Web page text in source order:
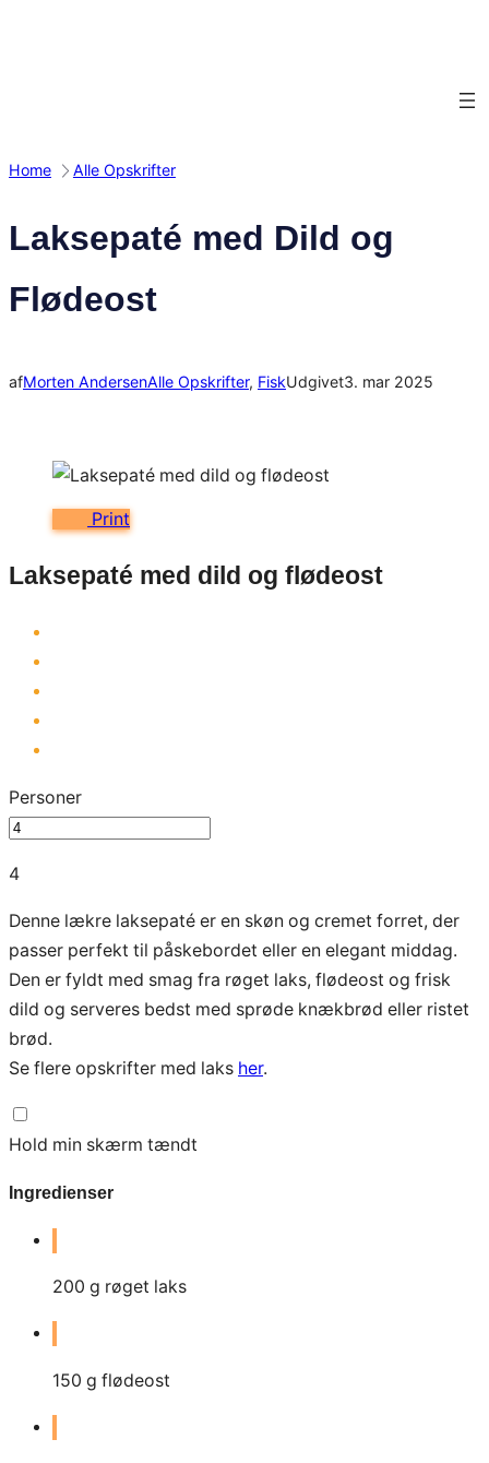
Home Alle Opskrifter
Laksepaté med Dild og
Flødeost
afMorten AndersenAlle Opskrifter, FiskUdgivet3. mar 2025
Print
Laksepaté med dild og flødeost
Personer
4
Denne lækre laksepaté er en skøn og cremet forret, der
passer perfekt til påskebordet eller en elegant middag.
Den er fyldt med smag fra røget laks, flødeost og frisk
dild og serveres bedst med sprøde knækbrød eller ristet
brød.
Se flere opskrifter med laks her.
Hold min skærm tændt
Ingredienser
200 g røget laks
150 g flødeost